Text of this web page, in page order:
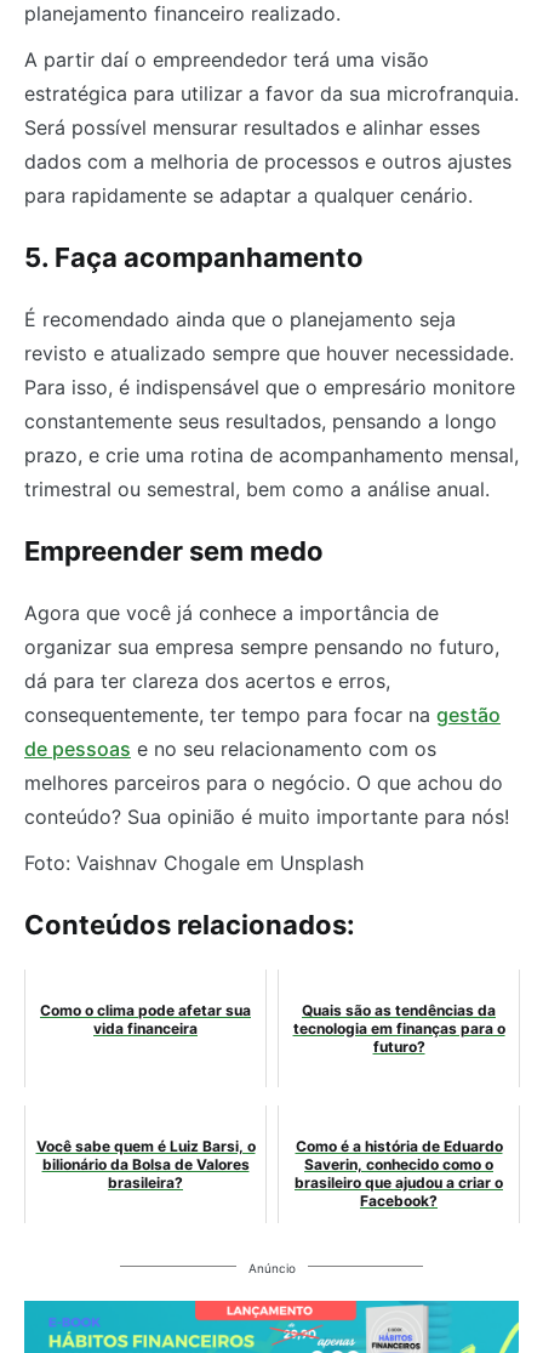
planejamento financeiro realizado.
A partir daí o empreendedor terá uma visão
estratégica para utilizar a favor da sua microfranquia.
Será possível mensurar resultados e alinhar esses
dados com a melhoria de processos e outros ajustes
para rapidamente se adaptar a qualquer cenário.
5. Faça acompanhamento
É recomendado ainda que o planejamento seja
revisto e atualizado sempre que houver necessidade.
Para isso, é indispensável que o empresário monitore
constantemente seus resultados, pensando a longo
prazo, e crie uma rotina de acompanhamento mensal,
trimestral ou semestral, bem como a análise anual.
Empreender sem medo
Agora que você já conhece a importância de
organizar sua empresa sempre pensando no futuro,
dá para ter clareza dos acertos e erros,
consequentemente, ter tempo para focar na gestão
de pessoas e no seu relacionamento com os
melhores parceiros para o negócio. O que achou do
conteúdo? Sua opinião é muito importante para nós!
Foto: Vaishnav Chogale em Unsplash
Conteúdos relacionados:
Como o clima pode afetar sua
vida financeira
Quais são as tendências da
tecnologia em finanças para o
futuro?
Você sabe quem é Luiz Barsi, o
bilionário da Bolsa de Valores
brasileira?
Como é a história de Eduardo
Saverin, conhecido como o
brasileiro que ajudou a criar o
Facebook?
Anúncio